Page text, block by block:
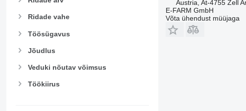
Ridade vahe
Töösügavus
Jõudlus
Veduki nõutav võimsus
Töökiirus
Austria, At-4755 Zell
E-FARM GmbH
Võta ühendust müüjaga